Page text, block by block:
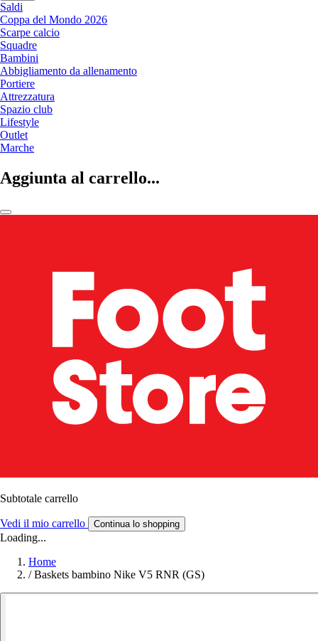
Saldi
Coppa del Mondo 2026
Scarpe calcio
Squadre
Bambini
Abbigliamento da allenamento
Portiere
Attrezzatura
Spazio club
Lifestyle
Outlet
Marche
Aggiunta al carrello...
Subtotale carrello
Vedi il mio carrello Continua lo shopping
Loading...
Home
/ Baskets bambino Nike V5 RNR (GS)